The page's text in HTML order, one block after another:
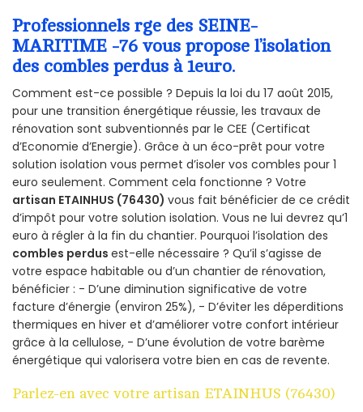
Professionnels rge des SEINE-
MARITIME -76 vous propose l’isolation
des combles perdus à 1euro.
Comment est-ce possible ? Depuis la loi du 17 août 2015,
pour une transition énergétique réussie, les travaux de
rénovation sont subventionnés par le CEE (Certificat
d’Economie d’Energie). Grâce à un éco-prêt pour votre
solution isolation vous permet d’isoler vos combles pour 1
euro seulement. Comment cela fonctionne ? Votre
artisan ETAINHUS (76430) vous fait bénéficier de ce crédit
d’impôt pour votre solution isolation. Vous ne lui devrez qu’1
euro à régler à la fin du chantier. Pourquoi l’isolation des
combles perdus est-elle nécessaire ? Qu’il s’agisse de
votre espace habitable ou d’un chantier de rénovation,
bénéficier : - D’une diminution significative de votre
facture d’énergie (environ 25%), - D’éviter les déperditions
thermiques en hiver et d’améliorer votre confort intérieur
grâce à la cellulose, - D’une évolution de votre barème
énergétique qui valorisera votre bien en cas de revente.
Parlez-en avec votre artisan ETAINHUS (76430)